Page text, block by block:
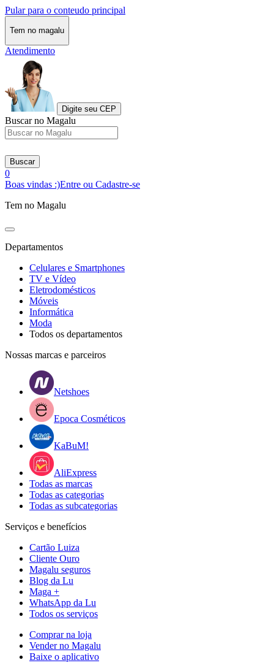
Pular para o conteudo principal
Tem no magalu
Atendimento
Digite seu CEP
Buscar no Magalu
Buscar
0
Boas vindas :)Entre ou Cadastre-se
Tem no Magalu
Departamentos
Celulares e Smartphones
TV e Vídeo
Eletrodomésticos
Móveis
Informática
Moda
Todos os departamentos
Nossas marcas e parceiros
Netshoes
Epoca Cosméticos
KaBuM!
AliExpress
Todas as marcas
Todas as categorias
Todas as subcategorias
Serviços e benefícios
Cartão Luiza
Cliente Ouro
Magalu seguros
Blog da Lu
Maga +
WhatsApp da Lu
Todos os serviços
Comprar na loja
Vender no Magalu
Baixe o aplicativo